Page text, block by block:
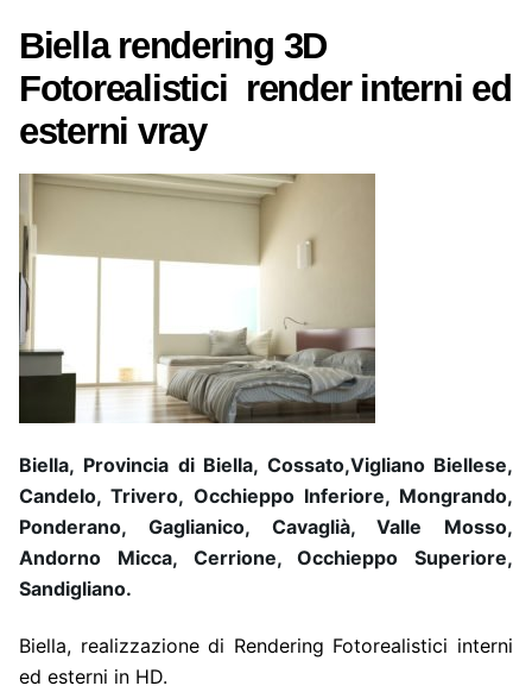
Biella rendering 3D
Fotorealistici render interni ed
esterni vray
Biella, Provincia di Biella, Cossato,Vigliano Biellese,
Candelo, Trivero, Occhieppo Inferiore, Mongrando,
Ponderano, Gaglianico, Cavaglià, Valle Mosso,
Andorno Micca, Cerrione, Occhieppo Superiore,
Sandigliano.
Biella, realizzazione di Rendering Fotorealistici interni
ed esterni in HD.